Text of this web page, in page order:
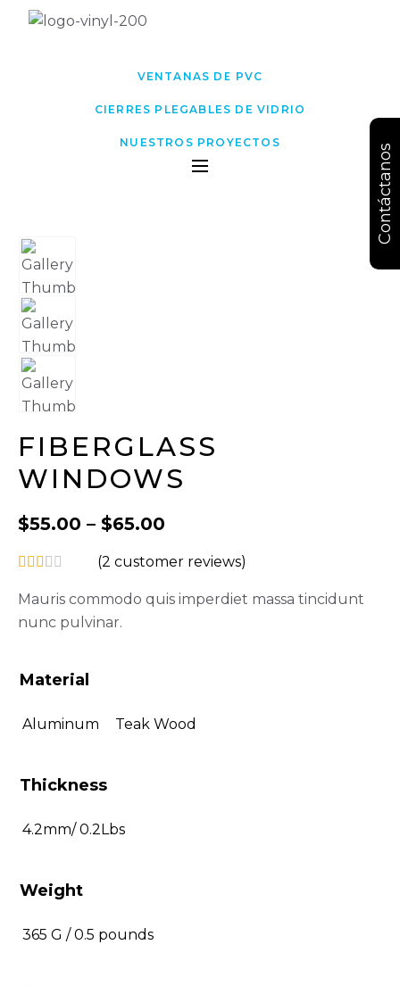
VENTANAS DE PVC
CIERRES PLEGABLES DE VIDRIO
NUESTROS PROYECTOS
FIBERGLASS
WINDOWS
$55.00 – $65.00
(2 customer reviews)
Mauris commodo quis imperdiet massa tincidunt
nunc pulvinar.
Material
Aluminum Teak Wood
Thickness
4.2mm/ 0.2Lbs
Weight
365 G / 0.5 pounds
Contáctanos